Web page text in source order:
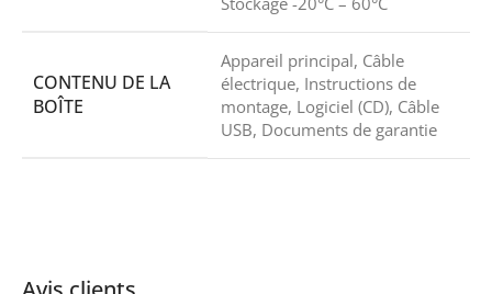
CONTENU DE LA
BOÎTE
Appareil principal, Câble
électrique, Instructions de
montage, Logiciel (CD), Câble
USB, Documents de garantie